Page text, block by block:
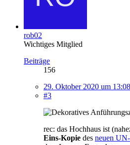
rob02
Wichtiges Mitglied
Beiträge
156
29. Oktober 2020 um 13:08
#3
rec: das Hochhaus ist
Eins-Kopie des neuen